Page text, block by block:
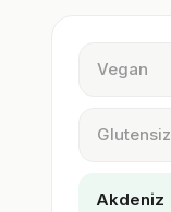
Vegan
Glutensiz
Akdeniz